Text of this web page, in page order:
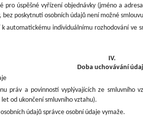
pro úspěšné vyřízení objednávky (jméno a
bez poskytnutí osobních údajů není možné
k automatickému individuálnímu rozhodování ve
IV.
Doba uchovávání
práv a povinností vyplývajících ze smluvního
od ukončení smluvního vztahu).
údajů správce osobní údaje vymaže.